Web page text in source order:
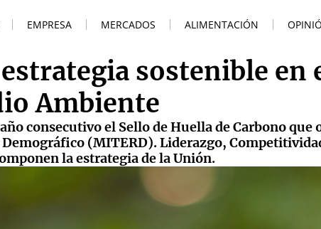
EMPRESA MERCADOS ALIMENTACIÓN
sostenible en
Ambiente
consecutivo el Sello de Huella de Carbono que
(MITERD). Liderazgo,
la estrategia de la Unión.